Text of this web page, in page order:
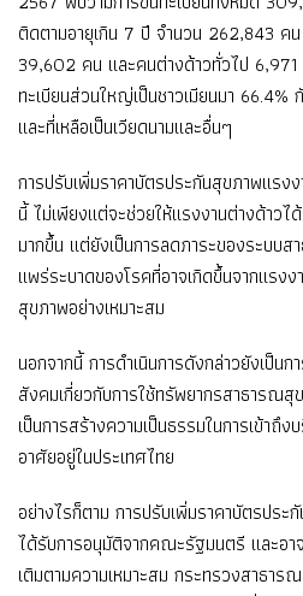
ติดตามอายุเกิน 7 ปี จำนวน 262,843 ค
39,602 คน และคนต่างด้าวทั่วไป
ทะเบียนส่วนใหญ่เป็นชาวเมียนมา 66.4%
และที่เหลือเป็นเวียดนามและอื่นๆ
การปรับเพิ่มราคาบัตรประกันสุขภาพแรง
นี้ ไม่เพียงแต่จะช่วยให้แรงงานต่างด้าว
มากขึ้น แต่ยังเป็นการลดภาระของระบบ
แพร่ระบาดของโรคที่อาจเกิดขึ้นจากแรง
สุขภาพอย่างเหมาะสม
นอกจากนี้ การดำเนินการดังกล่าวยังเป็น
สังคมเกี่ยวกับการใช้ทรัพยากรสาธารณสุ
เป็นการสร้างความเป็นธรรมในการเข้า
อาศัยอยู่ในประเทศไทย
อย่างไรก็ตาม การปรับเพิ่มราคาบัตรปร
ได้รับการอนุมัติจากคณะรัฐมนตรี และอา
เติมตามความเหมาะสม กระทรวงสาธา